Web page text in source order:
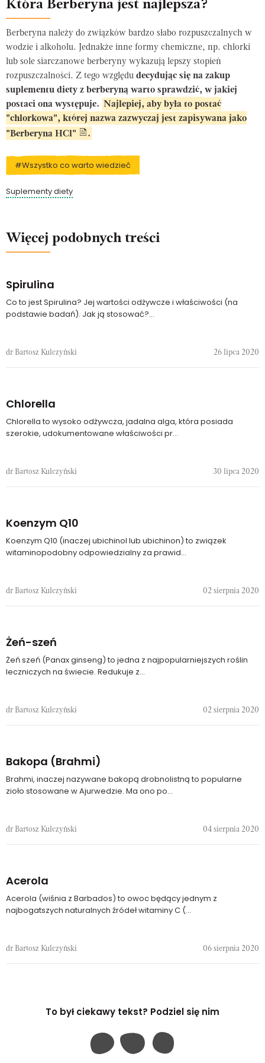
Która Berberyna jest najlepsza?
Berberyna należy do związków bardzo słabo rozpuszczalnych w
wodzie i alkoholu. Jednakże inne formy chemiczne, np. chlorki
lub sole siarczanowe berberyny wykazują lepszy stopień
rozpuszczalności. Z tego względu decydując się na zakup
suplementu diety z berberyną warto sprawdzić, w jakiej
postaci ona występuje. Najlepiej, aby była to postać
"chlorkowa", której nazwa zazwyczaj jest zapisywana jako
"Berberyna HCl"
.
#Wszystko co warto wiedzieć
Suplementy diety
Więcej podobnych treści
Spirulina
Co to jest Spirulina? Jej wartości odżywcze i właściwości (na
podstawie badań). Jak ją stosować?...
dr Bartosz Kulczyński 26 lipca 2020
Chlorella
Chlorella to wysoko odżywcza, jadalna alga, która posiada
szerokie, udokumentowane właściwości pr...
dr Bartosz Kulczyński 30 lipca 2020
Koenzym Q10
Koenzym Q10 (inaczej ubichinol lub ubichinon) to związek
witaminopodobny odpowiedzialny za prawid...
dr Bartosz Kulczyński 02 sierpnia 2020
Żeń-szeń
Żeń szeń (Panax ginseng) to jedna z najpopularniejszych roślin
leczniczych na świecie. Redukuje z...
dr Bartosz Kulczyński 02 sierpnia 2020
Bakopa (Brahmi)
Brahmi, inaczej nazywane bakopą drobnolistną to popularne
zioło stosowane w Ajurwedzie. Ma ono po...
dr Bartosz Kulczyński 04 sierpnia 2020
Acerola
Acerola (wiśnia z Barbados) to owoc będący jednym z
najbogatszych naturalnych źródeł witaminy C (...
dr Bartosz Kulczyński 06 sierpnia 2020
To był ciekawy tekst? Podziel się nim